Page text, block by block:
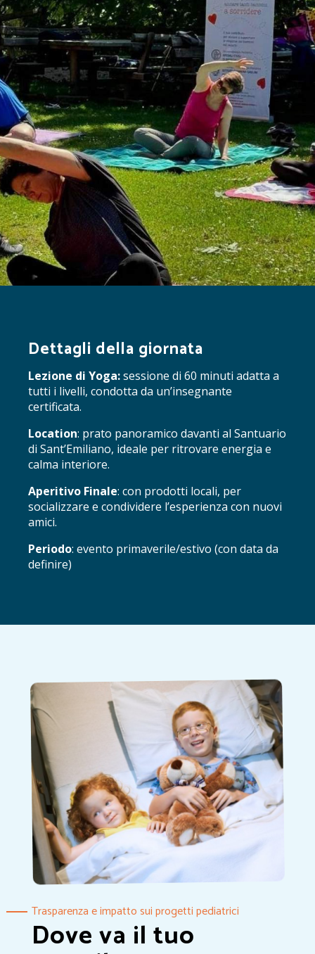
Dettagli della giornata
Lezione di Yoga:sessione di 60 minuti adatta a
tutti i livelli, condotta da un’insegnante
certificata.
Location: prato panoramico davanti al Santuario
di Sant’Emiliano, ideale per ritrovare energia e
calma interiore.
Aperitivo Finale: con prodotti locali, per
socializzare e condividere l’esperienza con nuovi
amici.
Periodo: evento primaverile/estivo (con data da
definire)
Trasparenza e impatto sui progetti pediatrici
Dove va il tuo